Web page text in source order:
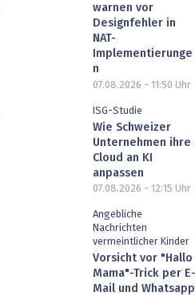
warnen vor
Designfehler in
NAT-
Implementierunge
n
07.08.2026 - 11:50 Uhr
ISG-Studie
Wie Schweizer
Unternehmen ihre
Cloud an KI
anpassen
07.08.2026 - 12:15 Uhr
Angebliche
Nachrichten
vermeintlicher Kinder
Vorsicht vor "Hallo
Mama"-Trick per E-
Mail und Whatsapp